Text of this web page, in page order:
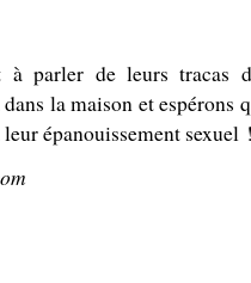
parler de leurs tracas
la maison et espérons
épanouissement sexuel